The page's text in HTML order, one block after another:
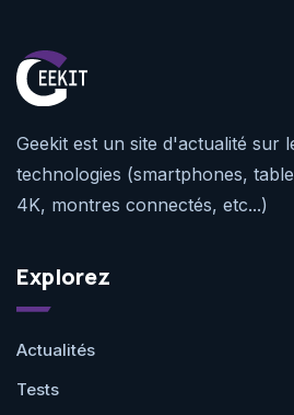
Geekit est un site d'actualité sur
technologies (smartphones,
4K, montres connectés, etc...)
Explorez
Actualités
Tests